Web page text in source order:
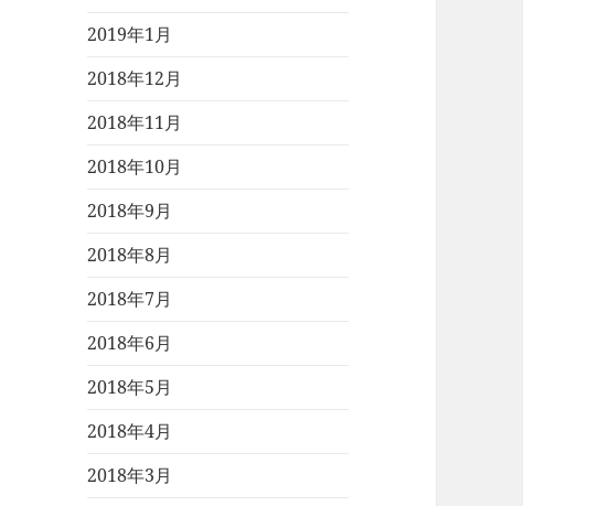
2019年1月
2018年12月
2018年11月
2018年10月
2018年9月
2018年8月
2018年7月
2018年6月
2018年5月
2018年4月
2018年3月